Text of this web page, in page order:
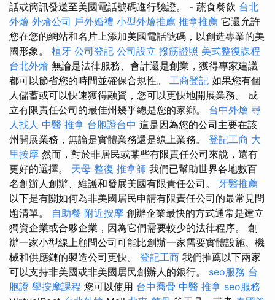
話或簡訊發送至美國電話號碼進行驗證。 - 蔬食餐飲 台北
外燴 外燴公司 戶外婚禮 小型外燴推薦 推拿推薦 它還允許
您在您的網站和名片上添加美國電話號碼，以創造專業的美
國形象。 植牙 公司登記 公司設立 撥筋證照 美式整復課程
台北外燴 無論是法律服務、會計還是創業，獲得專家建議
都可以節省您的時間並確保合規性。 工商登記 如果您有個
人儲蓄或可以快速獲得融資，您可以更快地開展業務。 成
立有限責任公司的最佳州幾乎總是您的家鄉。 台中外燴 尋
人找人 中醫 推拿 台胞證台中 這是因為您的公司主要在該
州開展業務，無論是實體業務還是線上業務。 登記工商 大
里按摩 然而，對於非居民或某些有限責任公司來說，還有
更好的選擇。 天母 整復 推拿師 我們已幫助世界各地數百
名創辦人創辦、維護和發展美國有限責任公司。 牙醫推薦
以下是有關如何為非美國居民申請有限責任公司的最常見問
題清單。 自助餐 附近按摩 創辦企業最快的方式通常是建立
獨資企業或合夥企業，因為它們需要較少的法律程序。 創
辦一家小型線上顧問公司可能比創辦一家需要實體設施、機
械和供應鏈的製造公司更快。 登記工商 我們推薦以下兩家
可以支持非美國或非美國居民創辦人的銀行。 seo服務 台
胞證 學按摩課程 您可以使用 台中喬骨 中醫 推拿 seo服務